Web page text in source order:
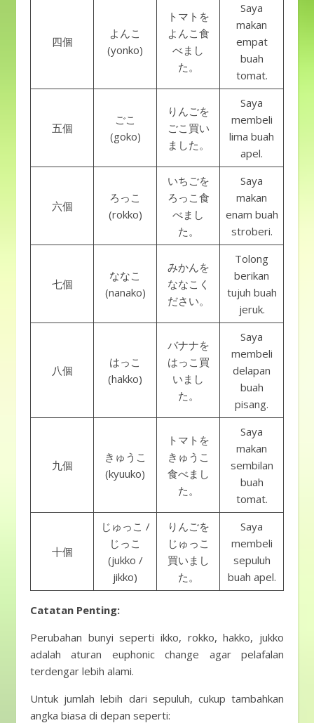
四個
よんこ
(yonko)
トマトを
よんこ食
べまし
た。
Saya
makan
empat
buah
tomat.
五個
ごこ
(goko)
りんごを
ごこ買い
ました。
Saya
membeli
lima buah
apel.
六個
ろっこ
(rokko)
いちごを
ろっこ食
べまし
た。
Saya
makan
enam buah
stroberi.
七個
ななこ
(nanako)
みかんを
ななこく
ださい。
Tolong
berikan
tujuh buah
jeruk.
八個
はっこ
(hakko)
バナナを
はっこ買
いまし
た。
Saya
membeli
delapan
buah
pisang.
九個
きゅうこ
(kyuuko)
トマトを
きゅうこ
食べまし
た。
Saya
makan
sembilan
buah
tomat.
十個
じゅっこ /
じっこ
(jukko /
jikko)
りんごを
じゅっこ
買いまし
た。
Saya
membeli
sepuluh
buah apel.
Catatan Penting:
Perubahan bunyi seperti ikko, rokko, hakko, jukko
adalah aturan euphonic change agar pelafalan
terdengar lebih alami.
Untuk jumlah lebih dari sepuluh, cukup tambahkan
angka biasa di depan seperti: